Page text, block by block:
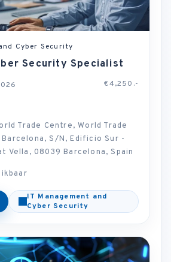
Cyber Security
Security Specialist
€4,250.-
Trade Centre, World Trade
S/N, Edificio Sur -
Vella, 08039 Barcelona, Spain
IT Management and
Cyber Security